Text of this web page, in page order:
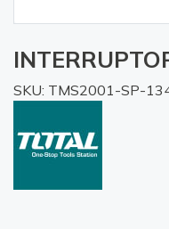
SKU: TMS2001-SP-